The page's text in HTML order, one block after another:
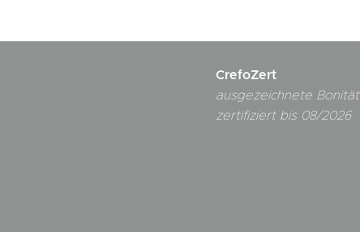
CrefoZert
ausgezeichnete Bonität
zertifiziert bis 08/2026